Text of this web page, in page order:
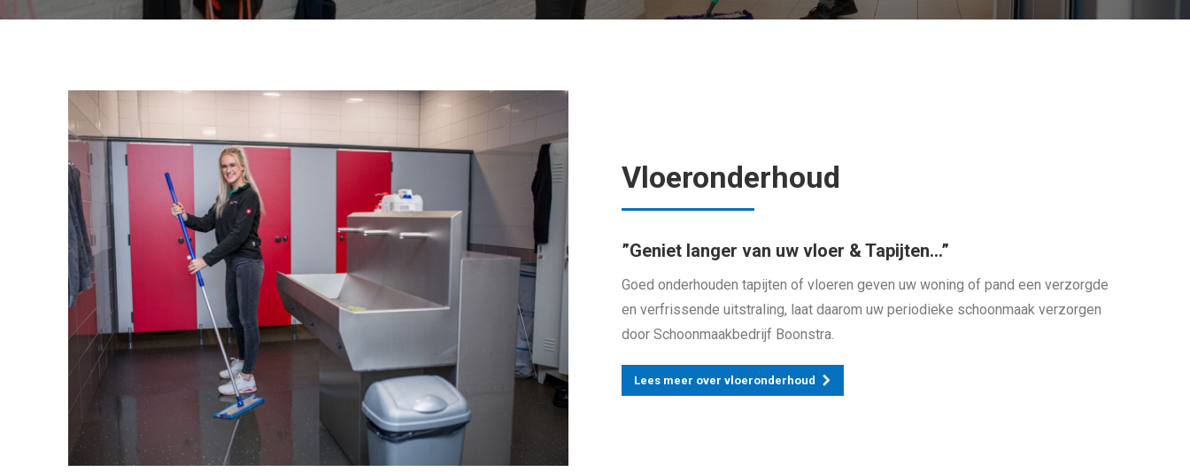
Vloeronderhoud
”Geniet langer van uw vloer & Tapijten…”
Goed onderhouden tapijten of vloeren geven uw woning of pand een verzorgde
en verfrissende uitstraling, laat daarom uw periodieke schoonmaak verzorgen
door Schoonmaakbedrijf Boonstra.
Lees meer over vloeronderhoud